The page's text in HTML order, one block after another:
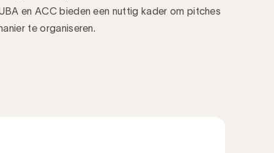
en ACC bieden een nuttig kader om pitches
te organiseren.